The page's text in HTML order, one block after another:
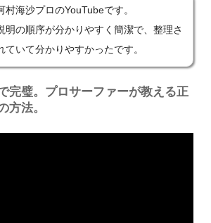
村海沙プロのYouTubeです。
明の順序が分かりやすく簡潔で、整理さ
ていて分かりやすかったです。
完璧。プロサーファーが教える正
方法。